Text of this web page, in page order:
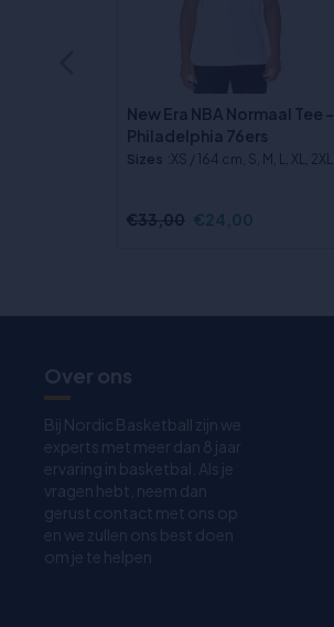
New Era NBA Normaal Tee -
Philadelphia 76ers
Sizes :XS / 164 cm, S, M, L, XL, 2XL
€33,00 €24,00
Over ons
Bij Nordic Basketball zijn we
experts met meer dan 8 jaar
ervaring in basketbal. Als je
vragen hebt, neem dan
gerust contact met ons op
en we zullen ons best doen
om je te helpen